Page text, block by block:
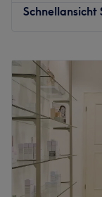
Schnellansicht
Dienstag
Mittwoch
Donnerstag
Freitag
Samstag
Sonntag
Muss man zum